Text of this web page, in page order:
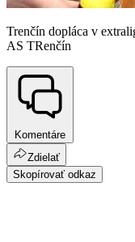
Trenčín dopláca v
AS TRenčín
Komentáre
Zdielať
Skopírovať odkaz